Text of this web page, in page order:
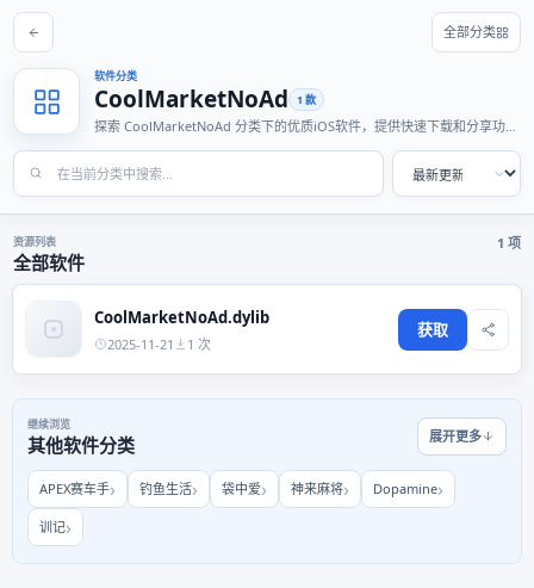
全部分类
软件分类
CoolMarketNoAd 1 款
探索 CoolMarketNoAd 分类下的优质iOS软件，提供快速下载和分享功
资源列表
全部软件
1 项
CoolMarketNoAd.dylib
2025-11-21 1 次
获取
继续浏览
其他软件分类 展开更多
APEX赛车手 钓鱼生活 袋中爱 神来麻将 Dopamine
训记